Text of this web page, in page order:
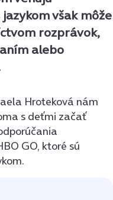
však môže
rozprávok,
alebo
Hroteková nám
s deťmi začať
GO, ktoré sú